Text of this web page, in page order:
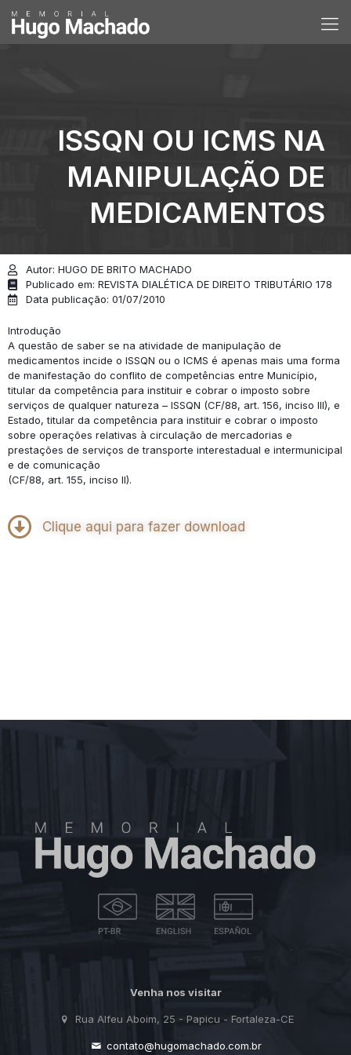
ISSQN OU ICMS NA
MANIPULAÇÃO DE
MEDICAMENTOS
Autor: HUGO DE BRITO MACHADO
Publicado em: REVISTA DIALÉTICA DE DIREITO TRIBUTÁRIO 178
Data publicação: 01/07/2010
Introdução
A questão de saber se na atividade de manipulação de
medicamentos incide o ISSQN ou o ICMS é apenas mais uma forma
de manifestação do conflito de competências entre Município,
titular da competência para instituir e cobrar o imposto sobre
serviços de qualquer natureza – ISSQN (CF/88, art. 156, inciso III), e
Estado, titular da competência para instituir e cobrar o imposto
sobre operações relativas à circulação de mercadorias e
prestações de serviços de transporte interestadual e intermunicipal
e de comunicação
(CF/88, art. 155, inciso II).
Clique aqui para fazer download
Venha nos visitar
Rua Alfeu Aboim, 25 - Papicu - Fortaleza-CE
contato@hugomachado.com.br